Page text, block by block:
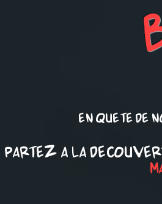
En quEte de
PARTEZ A LA